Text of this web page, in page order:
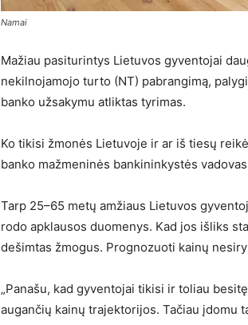
Namai
Mažiau pasiturintys Lietuvos gyventojai
nekilnojamojo turto (NT) pabrangimą,
banko užsakymu atliktas tyrimas.
Ko tikisi žmonės Lietuvoje ir ar iš tiesų
banko mažmeninės bankininkystės
Tarp 25–65 metų amžiaus Lietuvos
rodo apklausos duomenys. Kad jos išliks
dešimtas žmogus. Prognozuoti kainų
„Panašu, kad gyventojai tikisi ir toliau
augančių kainų trajektorijos. Tačiau įdomu